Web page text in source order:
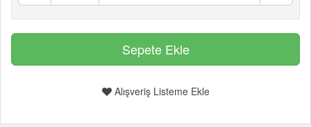
Alışveriş Listeme Ekle